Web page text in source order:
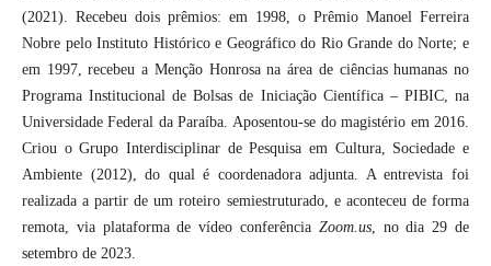
(2021). Recebeu dois prêmios: em 1998, o Prêmio Manoel Ferreira
Nobre pelo Instituto Histórico e Geográfico do Rio Grande do Norte; e
em 1997, recebeu a Menção Honrosa na área de ciências humanas no
Programa Institucional de Bolsas de Iniciação Científica – PIBIC, na
Universidade Federal da Paraíba. Aposentou-se do magistério em 2016.
Criou o Grupo Interdisciplinar de Pesquisa em Cultura, Sociedade e
Ambiente (2012), do qual é coordenadora adjunta. A entrevista foi
realizada a partir de um roteiro semiestruturado, e aconteceu de forma
remota, via plataforma de vídeo conferência Zoom.us, no dia 29 de
setembro de 2023.